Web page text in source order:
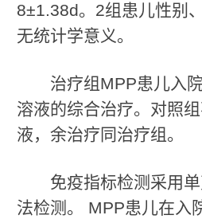
8±1.38d。2组患儿性别
无统计学意义。
治疗组MPP患儿入
溶液的综合治疗。对照
液，余治疗同治疗组。
免疫指标检测采用
法检测。 MPP患儿在入